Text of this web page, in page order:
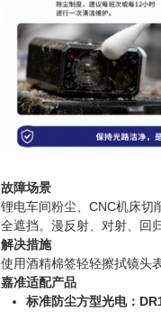
故障场景
锂电车间粉尘、CNC机床
全遮挡。漫反射、对射、回
解决措施
使用酒精棉签轻轻擦拭镜头
嘉准适配产品
标准防尘方型光电：